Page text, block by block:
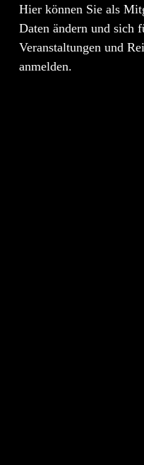
Hier können Sie als
Daten ändern und sich
Veranstaltungen und
anmelden.